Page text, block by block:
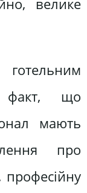
велике
факт, що
мають
про
професійну